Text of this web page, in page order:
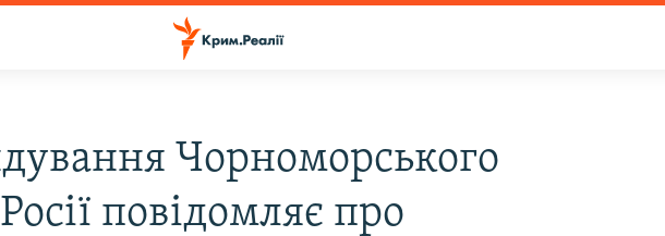
Чорноморського
повідомляє про